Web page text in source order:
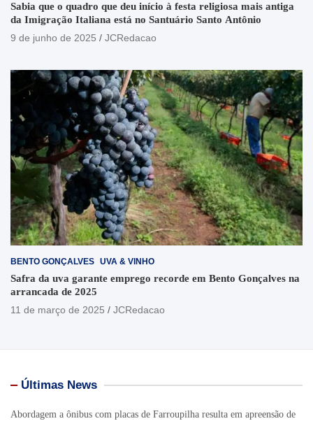
Sabia que o quadro que deu início à festa religiosa mais antiga
da Imigração Italiana está no Santuário Santo Antônio
9 de junho de 2025
JCRedacao
BENTO GONÇALVES UVA & VINHO
Safra da uva garante emprego recorde em Bento Gonçalves na
arrancada de 2025
11 de março de 2025
JCRedacao
Últimas News
Abordagem a ônibus com placas de Farroupilha resulta em apreensão de